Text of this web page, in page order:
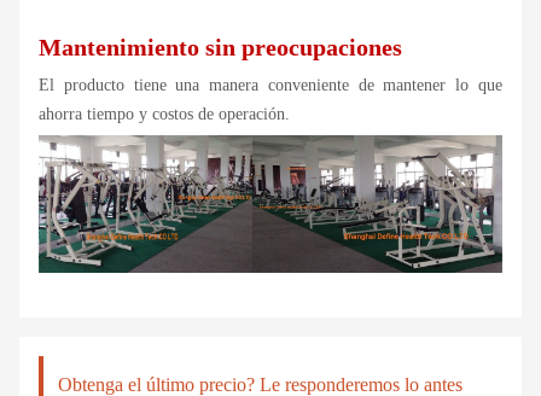
Mantenimiento sin preocupaciones
El producto tiene una manera conveniente de mantener lo que
ahorra tiempo y costos de operación.
Obtenga el último precio? Le responderemos lo antes